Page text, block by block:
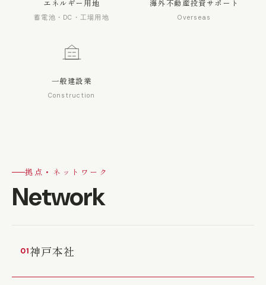
エネルギー用地
蓄電池・DC・工場用地
海外不動産投資サポート
Overseas
一般建設業
Construction
拠点・ネットワーク
Network
01神戸本社